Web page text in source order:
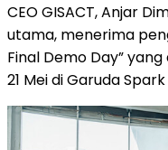
CEO GISACT, Anjar
utama, menerima
Final Demo Day”
21 Mei di Garuda